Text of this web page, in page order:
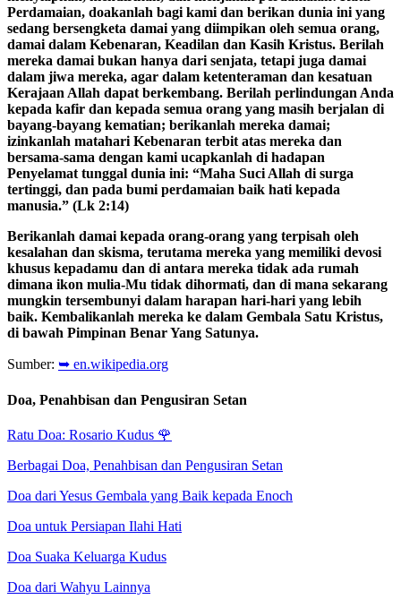
Perdamaian, doakanlah bagi kami dan berikan dunia ini yang
sedang bersengketa damai yang diimpikan oleh semua orang,
damai dalam Kebenaran, Keadilan dan Kasih Kristus. Berilah
mereka damai bukan hanya dari senjata, tetapi juga damai
dalam jiwa mereka, agar dalam ketenteraman dan kesatuan
Kerajaan Allah dapat berkembang. Berilah perlindungan Anda
kepada kafir dan kepada semua orang yang masih berjalan di
bayang-bayang kematian; berikanlah mereka damai;
izinkanlah matahari Kebenaran terbit atas mereka dan
bersama-sama dengan kami ucapkanlah di hadapan
Penyelamat tunggal dunia ini: “Maha Suci Allah di surga
tertinggi, dan pada bumi perdamaian baik hati kepada
manusia.” (Lk 2:14)
Berikanlah damai kepada orang-orang yang terpisah oleh
kesalahan dan skisma, terutama mereka yang memiliki devosi
khusus kepadamu dan di antara mereka tidak ada rumah
dimana ikon mulia-Mu tidak dihormati, dan di mana sekarang
mungkin tersembunyi dalam harapan hari-hari yang lebih
baik. Kembalikanlah mereka ke dalam Gembala Satu Kristus,
di bawah Pimpinan Benar Yang Satunya.
Sumber: ➥ en.wikipedia.org
Doa, Penahbisan dan Pengusiran Setan
Ratu Doa: Rosario Kudus 🌹
Berbagai Doa, Penahbisan dan Pengusiran Setan
Doa dari Yesus Gembala yang Baik kepada Enoch
Doa untuk Persiapan Ilahi Hati
Doa Suaka Keluarga Kudus
Doa dari Wahyu Lainnya